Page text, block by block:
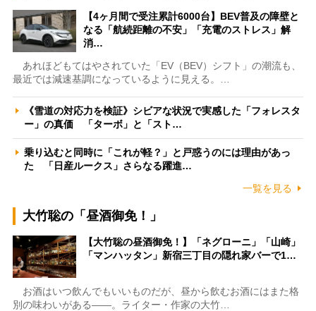
【4ヶ月間で受注累計6000台】BEV普及の障壁と
なる「航続距離の不安」「充電のストレス」解
消…
あれほどもてはやされていた「EV（BEV）シフト」の潮流も、
最近では減速基調になっているように見える。…
《雪道の対応力を検証》シビアな状況で実感した「フォレスタ
ー」の真価 「ターボ」と「スト…
乗り込むと同時に「これが軽？」と戸惑うのには理由があっ
た 「日産ルークス」さらなる躍進…
一覧を見る
大竹聡の「昼酒御免！」
【大竹聡の昼酒御免！】「ネグローニ」「山崎」
「マンハッタン」新宿三丁目の隠れ家バーで1…
お酒はいつ飲んでもいいものだが、昼から飲むお酒にはまた格
別の味わいがある――。ライター・作家の大竹…